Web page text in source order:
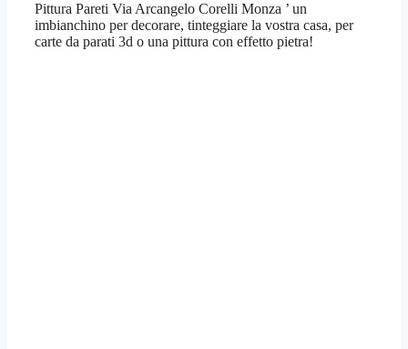
Pittura Pareti Via Arcangelo Corelli Monza ’ un
imbianchino per decorare, tinteggiare la vostra casa, per
carte da parati 3d o una pittura con effetto pietra!